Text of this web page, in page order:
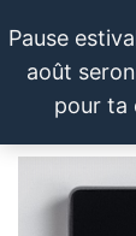
au
contenu
Pause
août
pour ta